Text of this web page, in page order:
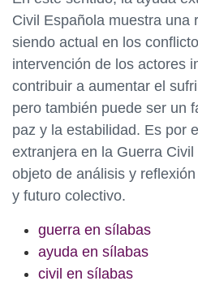
Civil Española muestra una
siendo actual en los
intervención de los actores
contribuir a aumentar el
pero también puede ser un
paz y la estabilidad. Es por
extranjera en la Guerra
objeto de análisis y
y futuro colectivo.
guerra en sílabas
ayuda en sílabas
civil en sílabas